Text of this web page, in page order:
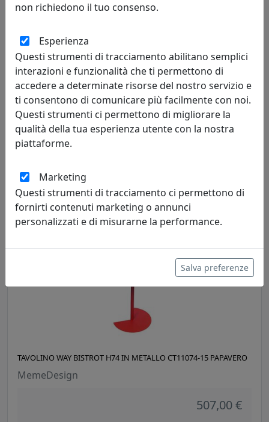
TAVOLINO WAY BISTROT H74 IN METALLO CT11074-14 ZUCCA
507,00 €
TAVOLINO WAY BISTROT H74 IN METALLO CT11074-15 PAPAVERO
MemeDesign
507,00 €
non richiedono il tuo consenso.
Esperienza
Questi strumenti di tracciamento abilitano semplici
interazioni e funzionalità che ti permettono di
accedere a determinate risorse del nostro servizio e
ti consentono di comunicare più facilmente con noi.
Questi strumenti ci permettono di migliorare la
qualità della tua esperienza utente con la nostra
piattaforme.
Marketing
Questi strumenti di tracciamento ci permettono di
fornirti contenuti marketing o annunci
personalizzati e di misurarne la performance.
Salva preferenze